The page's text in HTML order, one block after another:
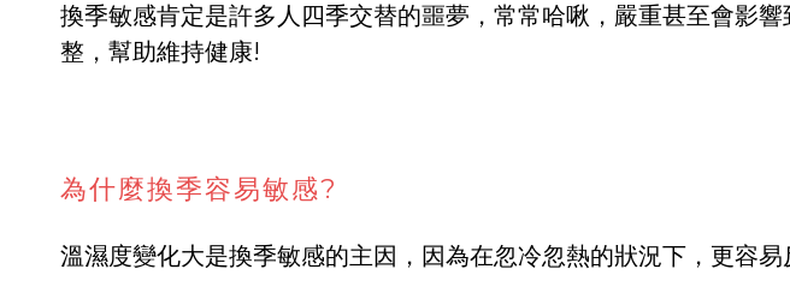
換季敏感肯定是許多人四季交替的噩夢，常常哈啾，嚴重甚至會影
整，幫助維持健康!
為什麼換季容易敏感?
溫濕度變化大是換季敏感的主因，因為在忽冷忽熱的狀況下，更容